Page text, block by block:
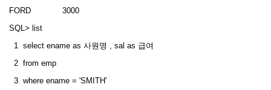
FORD 3000
SQL> list
1 select ename as 사원명 , sal as 급여
2 from emp
3 where ename = 'SMITH'